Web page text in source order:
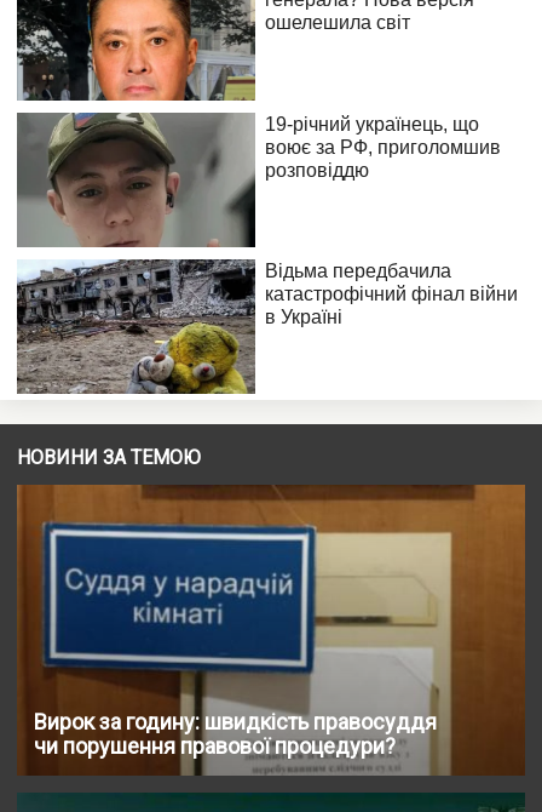
НОВИНИ ЗА ТЕМОЮ
Вирок за годину: швидкість правосуддя
чи порушення правової процедури?